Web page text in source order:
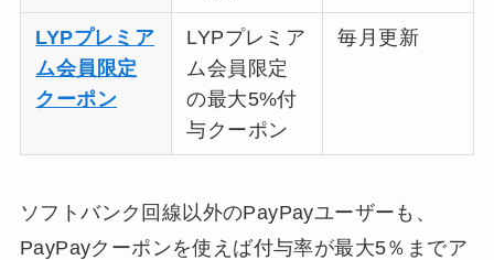
LYPプレミア
ム会員限定
クーポン
LYPプレミア
ム会員限定
の最大5%付
与クーポン
毎月更新
ソフトバンク回線以外のPayPayユーザーも、
PayPayクーポンを使えば付与率が最大5％までア